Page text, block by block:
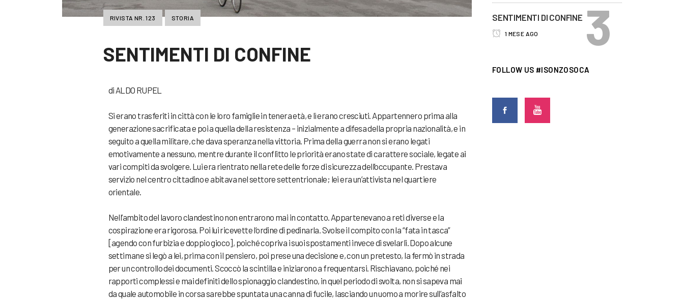
RIVISTA NR. 123 STORIA
SENTIMENTI DI CONFINE
di ALDO RUPEL
Si erano trasferiti in città con le loro famiglie in tenera età, e lì erano cresciuti. Appartennero prima alla
generazione sacrificata e poi a quella della resistenza – inizialmente a difesa della propria nazionalità, e in
seguito a quella militare, che dava speranza nella vittoria. Prima della guerra non si erano legati
emotivamente a nessuno, mentre durante il conflitto le priorità erano state di carattere sociale, legate ai
vari compiti da svolgere. Lui era rientrato nella rete delle forze di sicurezza dell’occupante. Prestava
servizio nel centro cittadino e abitava nel settore settentrionale; lei era un’attivista nel quartiere
orientale.
Nell’ambito del lavoro clandestino non entrarono mai in contatto. Appartenevano a reti diverse e la
cospirazione era rigorosa. Poi lui ricevette l’ordine di pedinarla. Svolse il compito con la “fata in tasca”
[agendo con furbizia e doppio gioco], poiché copriva i suoi spostamenti invece di svelarli. Dopo alcune
settimane si legò a lei, prima con il pensiero, poi prese una decisione e, con un pretesto, la fermò in strada
per un controllo dei documenti. Scoccò la scintilla e iniziarono a frequentarsi. Rischiavano, poiché nei
rapporti complessi e mai definiti dello spionaggio clandestino, in quel periodo di svolta, non si sapeva mai
da quale automobile in corsa sarebbe spuntata una canna di fucile, lasciando un uomo a morire sull’asfalto
SENTIMENTI DI CONFINE
1 MESE AGO
FOLLOW US #ISONZOSOCA